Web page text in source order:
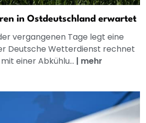
in Ostdeutschland erwartet
vergangenen Tage legt eine
Deutsche Wetterdienst rechnet
einer Abkühlu... | mehr